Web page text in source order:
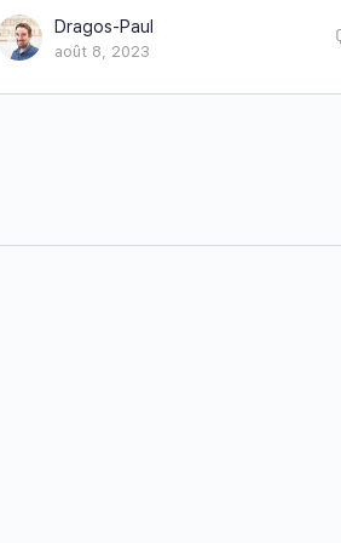
Dragos-Paul
août 8, 2023